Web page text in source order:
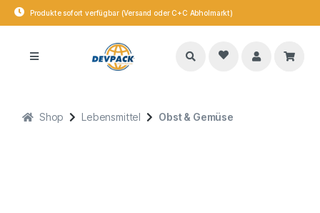
Produkte sofort verfügbar (Versand oder C+C Abholmarkt)
Shop Lebensmittel Obst & Gemüse